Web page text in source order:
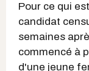
Pour ce qui
candidat
semaines
commencé à
d'une jeune